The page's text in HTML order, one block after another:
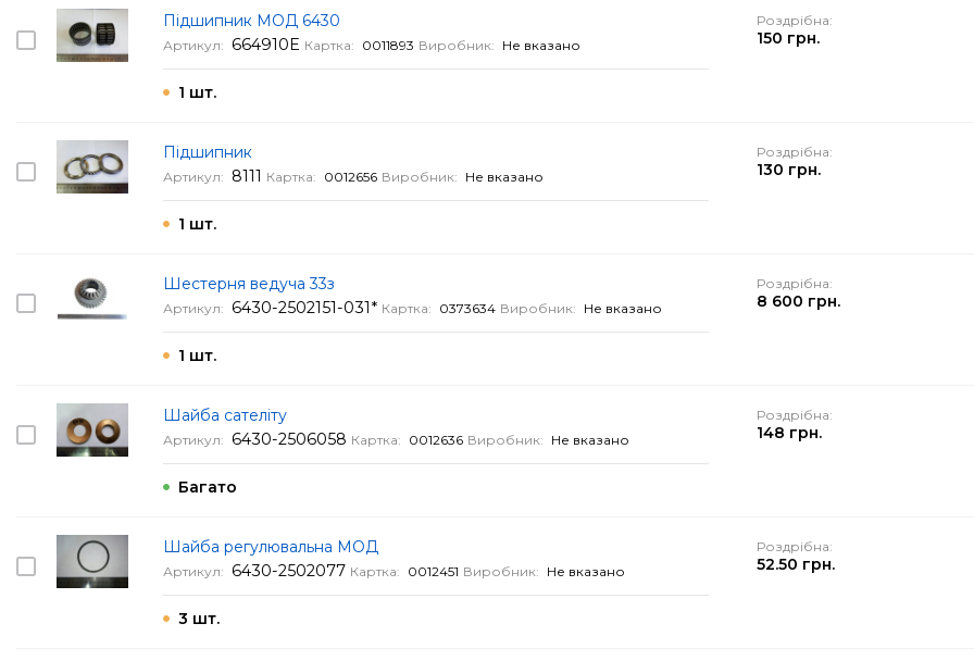
Підшипник МОД 6430
Артикул: 664910Е Картка: 0011893 Виробник: Не вказано
1 шт.
Роздрібна:
150 грн.
Підшипник
Артикул: 8111 Картка: 0012656 Виробник: Не вказано
1 шт.
Роздрібна:
130 грн.
Шестерня ведуча 33з
Артикул: 6430-2502151-031* Картка: 0373634 Виробник: Не вказано
1 шт.
Роздрібна:
8 600 грн.
Шайба сателіту
Артикул: 6430-2506058 Картка: 0012636 Виробник: Не вказано
Багато
Роздрібна:
148 грн.
Шайба регулювальна МОД
Артикул: 6430-2502077 Картка: 0012451 Виробник: Не вказано
3 шт.
Роздрібна:
52.50 грн.